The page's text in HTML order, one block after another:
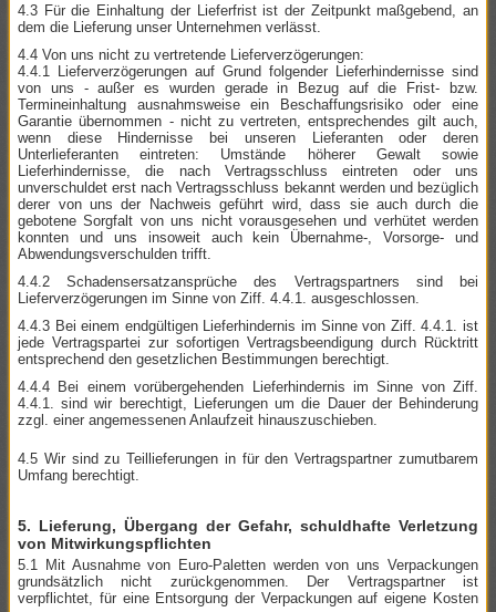
4.3 Für die Einhaltung der Lieferfrist ist der Zeitpunkt maßgebend, an
dem die Lieferung unser Unternehmen verlässt.
4.4 Von uns nicht zu vertretende Lieferverzögerungen:
4.4.1 Lieferverzögerungen auf Grund folgender Lieferhindernisse sind
von uns - außer es wurden gerade in Bezug auf die Frist- bzw.
Termineinhaltung ausnahmsweise ein Beschaffungsrisiko oder eine
Garantie übernommen - nicht zu vertreten, entsprechendes gilt auch,
wenn diese Hindernisse bei unseren Lieferanten oder deren
Unterlieferanten eintreten: Umstände höherer Gewalt sowie
Lieferhindernisse, die nach Vertragsschluss eintreten oder uns
unverschuldet erst nach Vertragsschluss bekannt werden und bezüglich
derer von uns der Nachweis geführt wird, dass sie auch durch die
gebotene Sorgfalt von uns nicht vorausgesehen und verhütet werden
konnten und uns insoweit auch kein Übernahme-, Vorsorge- und
Abwendungsverschulden trifft.
4.4.2 Schadensersatzansprüche des Vertragspartners sind bei
Lieferverzögerungen im Sinne von Ziff. 4.4.1. ausgeschlossen.
4.4.3 Bei einem endgültigen Lieferhindernis im Sinne von Ziff. 4.4.1. ist
jede Vertrags­partei zur sofortigen Vertragsbeendigung durch Rücktritt
entsprechend den gesetzlichen Bestimmungen berechtigt.
4.4.4 Bei einem vorübergehenden Lieferhindernis im Sinne von Ziff.
4.4.1. sind wir berechtigt, Lieferungen um die Dauer der Behinderung
zzgl. einer angemessenen Anlaufzeit hinauszuschieben.
4.5 Wir sind zu Teillieferungen in für den Vertragspartner zumutbarem
Umfang berechtigt.
5. Lieferung, Übergang der Gefahr, schuldhafte Verletzung
von Mitwirkungspflichten
5.1 Mit Ausnahme von Euro-Paletten werden von uns Verpackungen
grundsätzlich nicht zurückgenommen. Der Vertragspartner ist
verpflichtet, für eine Entsorgung der Verpackungen auf eigene Kosten